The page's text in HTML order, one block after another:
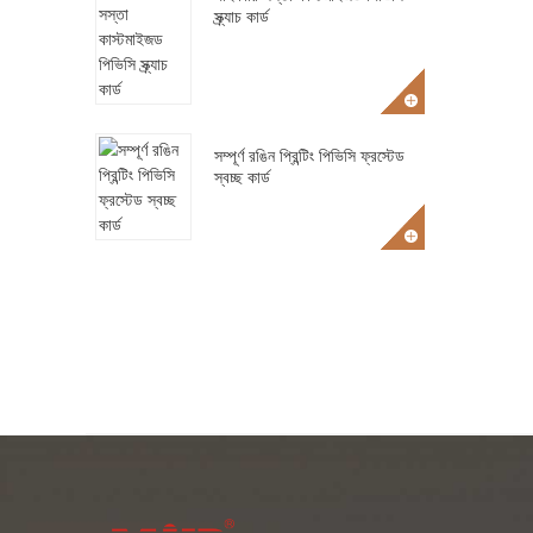
স্ক্র্যাচ কার্ড
সম্পূর্ণ রঙিন প্রিন্টিং পিভিসি ফ্রস্টেড
স্বচ্ছ কার্ড